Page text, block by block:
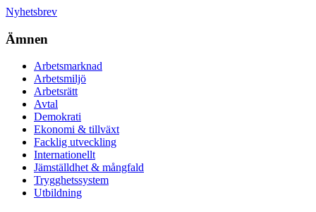
Nyhetsbrev
Ämnen
Arbetsmarknad
Arbetsmiljö
Arbetsrätt
Avtal
Demokrati
Ekonomi & tillväxt
Facklig utveckling
Internationellt
Jämställdhet & mångfald
Trygghetssystem
Utbildning